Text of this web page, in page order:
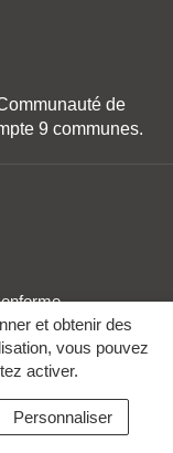
et obtenir des
vous pouvez
activer.
Personnaliser
de
9 communes.